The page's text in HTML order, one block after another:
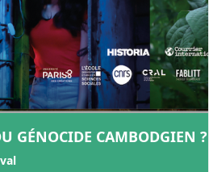
GÉNOCIDE CAMBODGIEN ?